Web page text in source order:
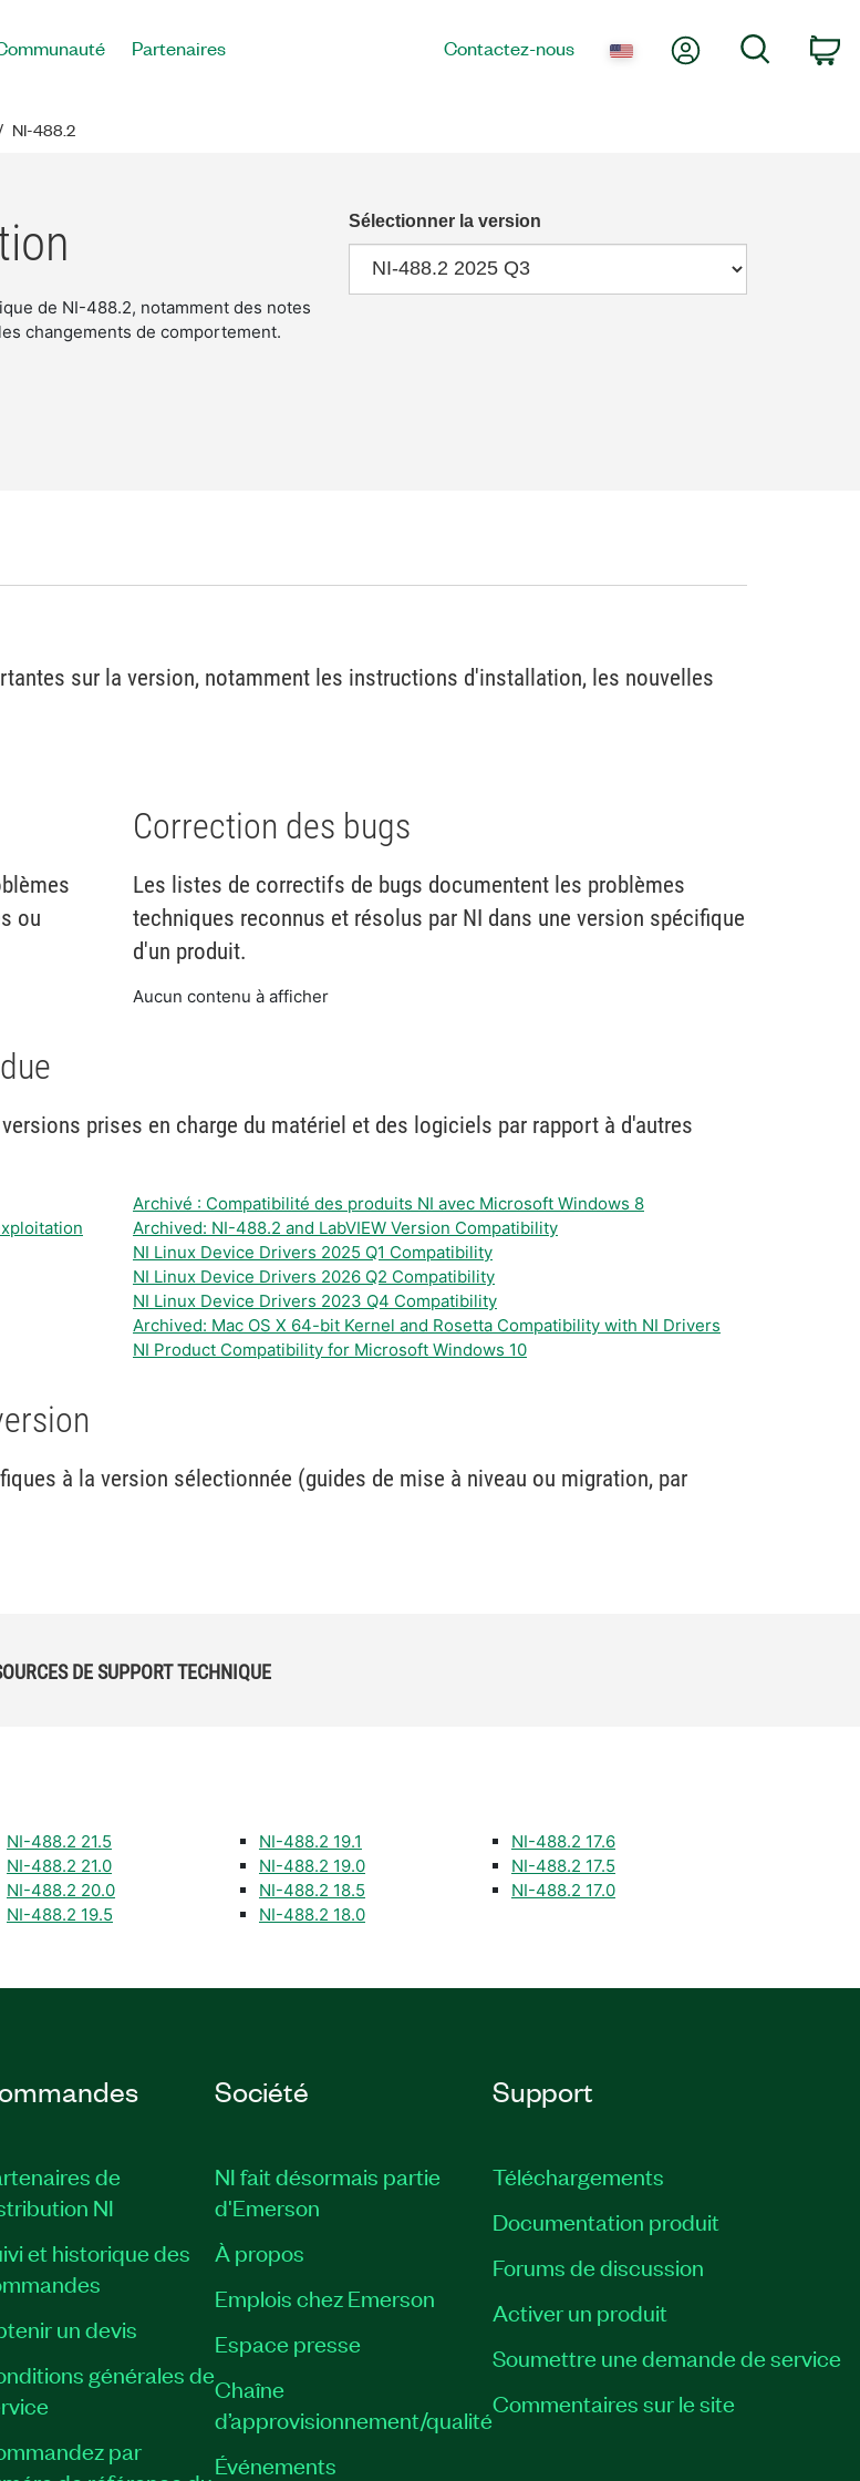
Partenaires Contactez-nous Mon compte
NI-488.2
de NI-488.2, notamment des notes
changements de comportement.
Sélectionner la version
sur la version, notamment les instructions d'installation, les nouvelles
ou
Correction des bugs
Les listes de correctifs de bugs documentent les problèmes
techniques reconnus et résolus par NI dans une version spécifique
d'un produit.
Aucun contenu à afficher
prises en charge du matériel et des logiciels par rapport à d'autres
Archivé : Compatibilité des produits NI avec Microsoft Windows 8
Archived: NI-488.2 and LabVIEW Version Compatibility
NI Linux Device Drivers 2025 Q1 Compatibility
NI Linux Device Drivers 2026 Q2 Compatibility
NI Linux Device Drivers 2023 Q4 Compatibility
Archived: Mac OS X 64-bit Kernel and Rosetta Compatibility with NI Drivers
NI Product Compatibility for Microsoft Windows 10
à la version sélectionnée (guides de mise à niveau ou migration, par
DE SUPPORT TECHNIQUE
NI-488.2 21.5
NI-488.2 21.0
NI-488.2 20.0
NI-488.2 19.5
NI-488.2 19.1
NI-488.2 19.0
NI-488.2 18.5
NI-488.2 18.0
NI-488.2 17.6
NI-488.2 17.5
NI-488.2 17.0
de
NI
et historique des
un devis
générales de
par
Société
NI fait désormais partie
d'Emerson
À propos
Emplois chez Emerson
Espace presse
Chaîne
d’approvisionnement/qualité
Événements
Support
Téléchargements
Documentation produit
Forums de discussion
Activer un produit
Soumettre une demande de service
Commentaires sur le site